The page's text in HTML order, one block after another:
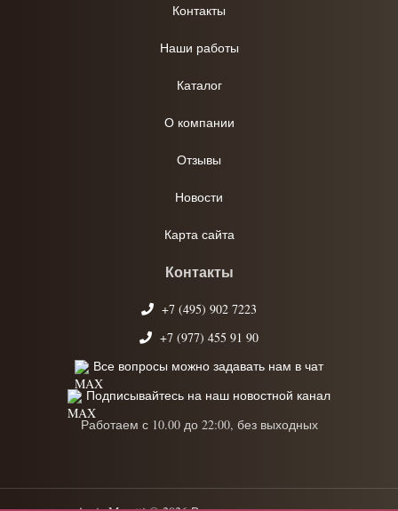
Контакты
Наши работы
Каталог
О компании
Отзывы
Новости
Карта сайта
Контакты
+7 (495) 902 7223
+7 (977) 455 91 90
Все вопросы можно задавать нам в чат
Подписывайтесь на наш новостной канал
Работаем с 10.00 до 22:00, без выходных